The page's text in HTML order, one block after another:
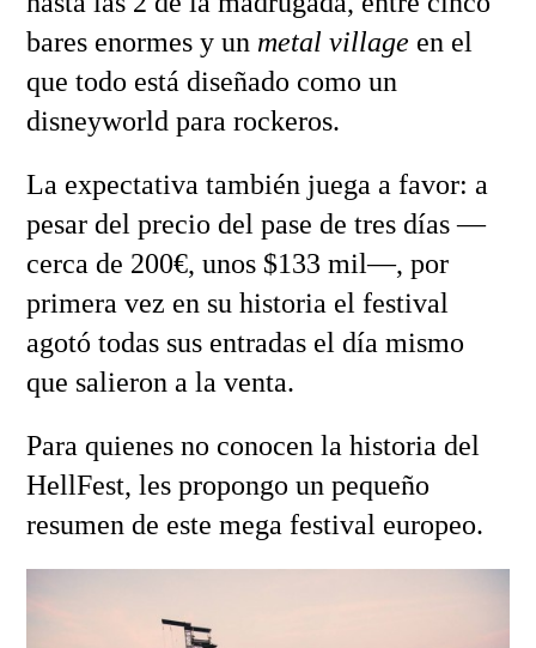
bares enormes y un metal village en el
que todo está diseñado como un
disneyworld para rockeros.
La expectativa también juega a favor: a
pesar del precio del pase de tres días —
cerca de 200€, unos $133 mil—, por
primera vez en su historia el festival
agotó todas sus entradas el día mismo
que salieron a la venta.
Para quienes no conocen la historia del
HellFest, les propongo un pequeño
resumen de este mega festival europeo.